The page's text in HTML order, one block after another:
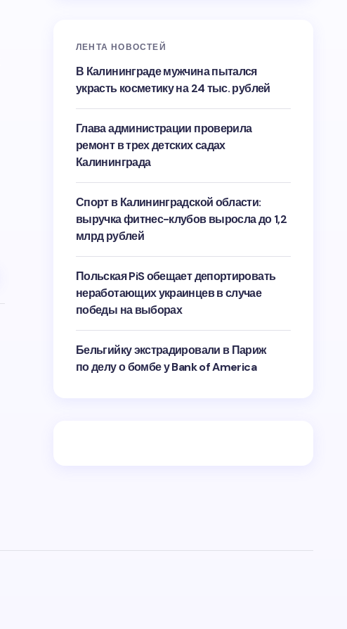
ЛЕНТА НОВОСТЕЙ
В Калининграде мужчина пытался
украсть косметику на 24 тыс. рублей
Глава администрации проверила
ремонт в трех детских садах
Калининграда
Спорт в Калининградской области:
выручка фитнес-клубов выросла до 1,2
млрд рублей
Польская PiS обещает депортировать
неработающих украинцев в случае
победы на выборах
Бельгийку экстрадировали в Париж
по делу о бомбе у Bank of America